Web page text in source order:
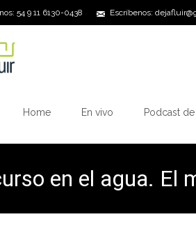
54 9 11 6130-0438 Escríbenos:
Home En vivo Podcast
en el agua. El